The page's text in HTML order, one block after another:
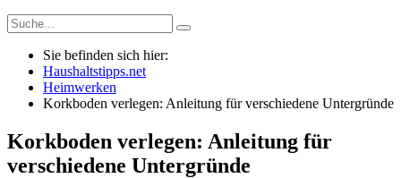
Sie befinden sich hier:
Haushaltstipps.net
Heimwerken
Korkboden verlegen: Anleitung für verschiedene Untergründe
Korkboden verlegen: Anleitung für
verschiedene Untergründe